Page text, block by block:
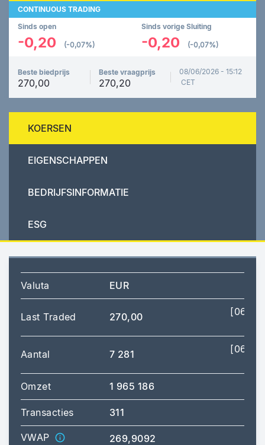
CONTINUOUS TRADING
Sinds open
-0,20 (-0,07%)
Sinds vorige Sluiting
-0,20 (-0,07%)
Beste biedprijs
270,00
Beste vraagprijs
270,20
08/06/2026 - 15:12
CET
KOERSEN
EIGENSCHAPPEN
BEDRIJFSINFORMATIE
ESG
Valuta EUR
Last Traded 270,00
[06/
Aantal 7 281
[06/
Omzet 1 965 186
Transacties 311
VWAP 269,9092